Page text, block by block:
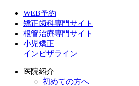
WEB予約
矯正歯科専門サイト
根管治療専門サイト
小児矯正
インビザライン
医院紹介
初めての方へ